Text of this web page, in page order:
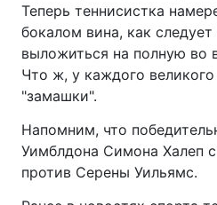
Теперь теннисистка
бокалом вина, как следует
выложиться на полную во
Что ж, у каждого
"замашки".
Напомним, что
Уимблдона Симона Халеп
против Серены Уильямс.